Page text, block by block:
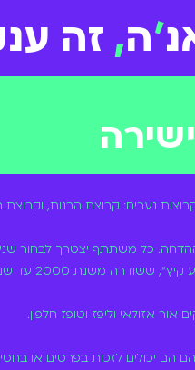
'ה, זה
נערים: קבוצת הבנות,
כל משתתף יצטרך לבחור
משנת 2000 עד שנת 2012.
הם יכולים לזכות בפרסים או